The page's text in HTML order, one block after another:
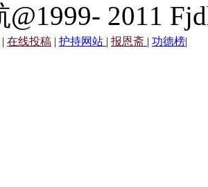
2011
| 在线投稿 | 护持网站 | 报恩斋 | 功德榜|